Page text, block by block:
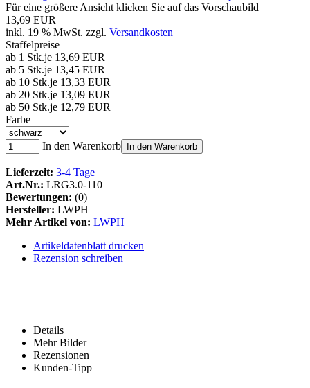
Für eine größere Ansicht klicken Sie auf das Vorschaubild
13,69 EUR
inkl. 19 % MwSt. zzgl. Versandkosten
Staffelpreise
ab 1 Stk.je 13,69 EUR
ab 5 Stk.je 13,45 EUR
ab 10 Stk.je 13,33 EUR
ab 20 Stk.je 13,09 EUR
ab 50 Stk.je 12,79 EUR
Farbe
In den Warenkorb In den Warenkorb
Lieferzeit: 3-4 Tage
Art.Nr.: LRG3.0-110
Bewertungen: (0)
Hersteller: LWPH
Mehr Artikel von: LWPH
Artikeldatenblatt drucken
Rezension schreiben
Details
Mehr Bilder
Rezensionen
Kunden-Tipp